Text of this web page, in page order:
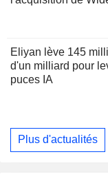
Eliyan lève 145
d'un milliard pour
puces IA
Plus d'actualités